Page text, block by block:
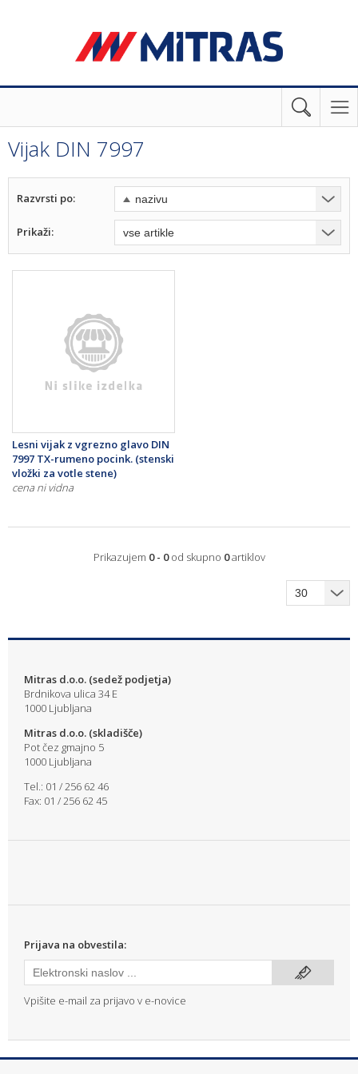
Vijak DIN 7997
Razvrsti po:
Prikaži:
Lesni vijak z vgrezno glavo DIN
7997 TX-rumeno pocink. (stenski
vložki za votle stene)
cena ni vidna
Prikazujem 0 - 0od skupno 0artiklov
Mitras d.o.o. (sedež podjetja)
Brdnikova ulica 34 E
1000 Ljubljana
Mitras d.o.o. (skladišče)
Pot čez gmajno 5
1000 Ljubljana
Tel.: 01 / 256 62 46
Fax: 01 / 256 62 45
Prijava na obvestila:
Vpišite e-mail za prijavo v e-novice
info@mitras.si | T: (01) 256 62 46